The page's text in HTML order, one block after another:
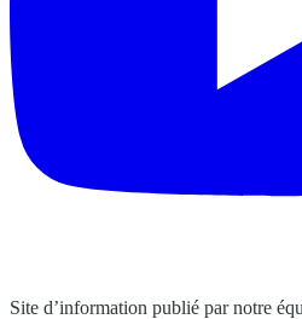
Site d’information publié par notre